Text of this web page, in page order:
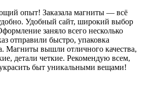
опыт! Заказала магниты — всё
Удобный сайт, широкий выбор
заняло всего несколько
отправили быстро, упаковка
Магниты вышли отличного качества,
детали четкие. Рекомендую всем,
быт уникальными вещами!